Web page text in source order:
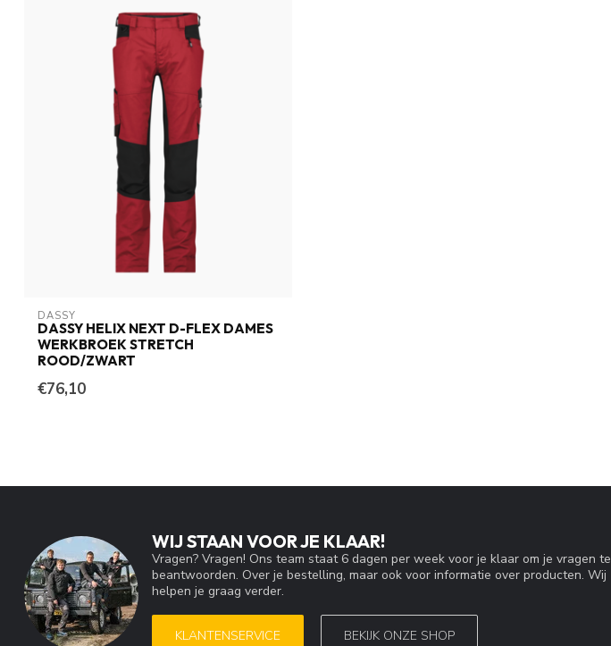
DASSY
DASSY HELIX NEXT D-FLEX DAMES
WERKBROEK STRETCH
ROOD/ZWART
€76,10
WIJ STAAN VOOR JE KLAAR!
Vragen? Vragen! Ons team staat 6 dagen per week voor je klaar om je vragen te
beantwoorden. Over je bestelling, maar ook voor informatie over producten. Wij
helpen je graag verder.
KLANTENSERVICE BEKIJK ONZE SHOP